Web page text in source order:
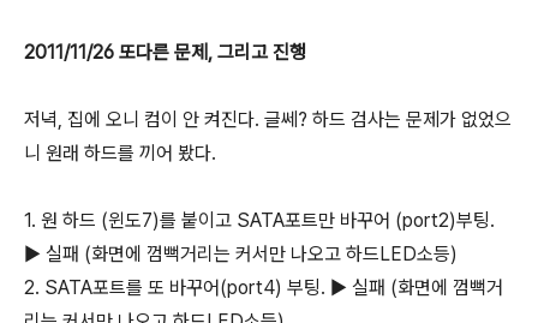
2011/11/26 또다른 문제, 그리고 진행
저녁, 집에 오니 컴이 안 켜진다. 글쎄? 하드 검사는 문제가 없었으
니 원래 하드를 끼어 봤다.
1. 원 하드 (윈도7)를 붙이고 SATA포트만 바꾸어 (port2)부팅.
▶ 실패 (화면에 껌뻑거리는 커서만 나오고 하드LED소등)
2. SATA포트를 또 바꾸어(port4) 부팅. ▶ 실패 (화면에 껌뻑거